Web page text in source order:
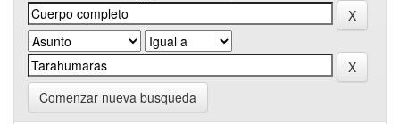
Comenzar nueva busqueda